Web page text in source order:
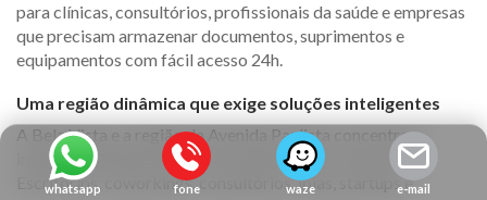
whatsapp fone waze e-mail
para clínicas, consultórios, profissionais da saúde e empresas
que precisam armazenar documentos, suprimentos e
equipamentos com fácil acesso 24h.
Uma região dinâmica que exige soluções inteligentes
A Bela Vista e a região da Avenida Paulista concentram
intensa atividade econômica, empresarial e comercial.
Escritórios, coworkings, consultórios, lojas, startups e